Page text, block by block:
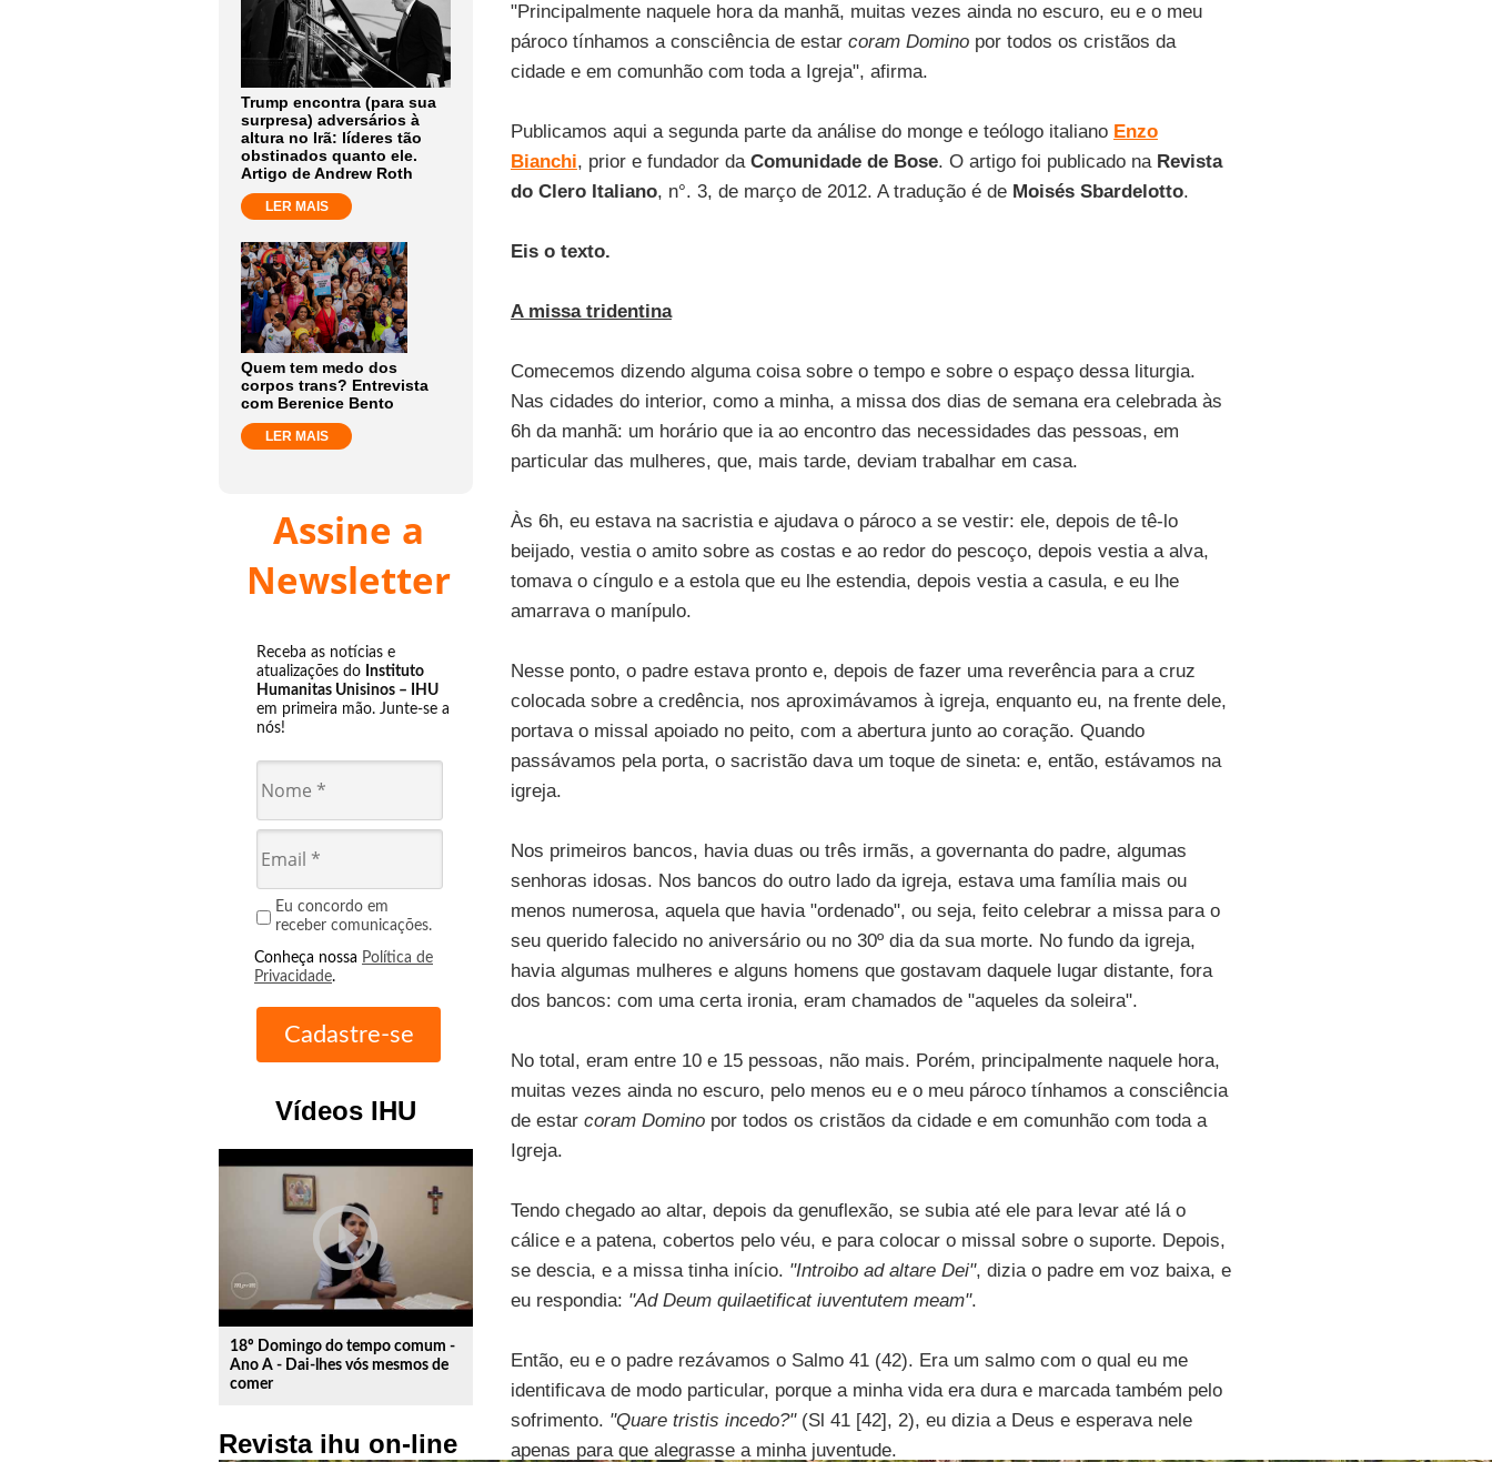
Trump encontra (para sua
surpresa) adversários à
altura no Irã: líderes tão
obstinados quanto ele.
Artigo de Andrew Roth
LER MAIS
Quem tem medo dos
corpos trans? Entrevista
com Berenice Bento
LER MAIS
Assine a
Newsletter
Receba as notícias e
atualizações do Instituto
Humanitas Unisinos – IHU
em primeira mão. Junte-se a
nós!
Eu concordo em
receber comunicações.
Conheça nossa Política de
Privacidade.
Vídeos IHU
play_circle_outline
18º Domingo do tempo comum -
Ano A - Dai-lhes vós mesmos de
comer
Revista ihu on-line
"Principalmente naquele hora da manhã, muitas vezes ainda no escuro, eu e o meu
pároco tínhamos a consciência de estar coram Dominopor todos os cristãos da
cidade e em comunhão com toda a Igreja", afirma.
Publicamos aqui a segunda parte da análise do monge e teólogo italiano Enzo
Bianchi, prior e fundador da Comunidade de Bose. O artigo foi publicado na Revista
do Clero Italiano, n°. 3, de março de 2012. A tradução é de Moisés Sbardelotto.
Eis o texto.
A missa tridentina
Comecemos dizendo alguma coisa sobre o tempo e sobre o espaço dessa liturgia.
Nas cidades do interior, como a minha, a missa dos dias de semana era celebrada às
6h da manhã: um horário que ia ao encontro das necessidades das pessoas, em
particular das mulheres, que, mais tarde, deviam trabalhar em casa.
Às 6h, eu estava na sacristia e ajudava o pároco a se vestir: ele, depois de tê-lo
beijado, vestia o amito sobre as costas e ao redor do pescoço, depois vestia a alva,
tomava o cíngulo e a estola que eu lhe estendia, depois vestia a casula, e eu lhe
amarrava o manípulo.
Nesse ponto, o padre estava pronto e, depois de fazer uma reverência para a cruz
colocada sobre a credência, nos aproximávamos à igreja, enquanto eu, na frente dele,
portava o missal apoiado no peito, com a abertura junto ao coração. Quando
passávamos pela porta, o sacristão dava um toque de sineta: e, então, estávamos na
igreja.
Nos primeiros bancos, havia duas ou três irmãs, a governanta do padre, algumas
senhoras idosas. Nos bancos do outro lado da igreja, estava uma família mais ou
menos numerosa, aquela que havia "ordenado", ou seja, feito celebrar a missa para o
seu querido falecido no aniversário ou no 30º dia da sua morte. No fundo da igreja,
havia algumas mulheres e alguns homens que gostavam daquele lugar distante, fora
dos bancos: com uma certa ironia, eram chamados de "aqueles da soleira".
No total, eram entre 10 e 15 pessoas, não mais. Porém, principalmente naquele hora,
muitas vezes ainda no escuro, pelo menos eu e o meu pároco tínhamos a consciência
de estar coram Dominopor todos os cristãos da cidade e em comunhão com toda a
Igreja.
Tendo chegado ao altar, depois da genuflexão, se subia até ele para levar até lá o
cálice e a patena, cobertos pelo véu, e para colocar o missal sobre o suporte. Depois,
se descia, e a missa tinha início. "Introibo ad altare Dei", dizia o padre em voz baixa, e
eu respondia: "Ad Deum quilaetificat iuventutem meam".
Então, eu e o padre rezávamos o Salmo 41 (42). Era um salmo com o qual eu me
identificava de modo particular, porque a minha vida era dura e marcada também pelo
sofrimento. "Quare tristis incedo?"(Sl 41 [42], 2), eu dizia a Deus e esperava nele
apenas para que alegrasse a minha juventude.